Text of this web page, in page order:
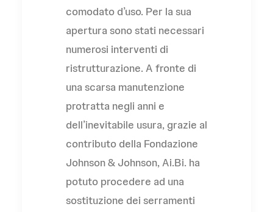
comodato d’uso. Per la sua
apertura sono stati necessari
numerosi interventi di
ristrutturazione. A fronte di
una scarsa manutenzione
protratta negli anni e
dell’inevitabile usura, grazie al
contributo della Fondazione
Johnson & Johnson, Ai.Bi. ha
potuto procedere ad una
sostituzione dei serramenti